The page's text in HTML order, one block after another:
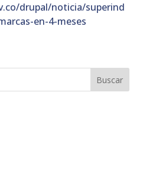
drupal/noticia/superind
en-4-meses